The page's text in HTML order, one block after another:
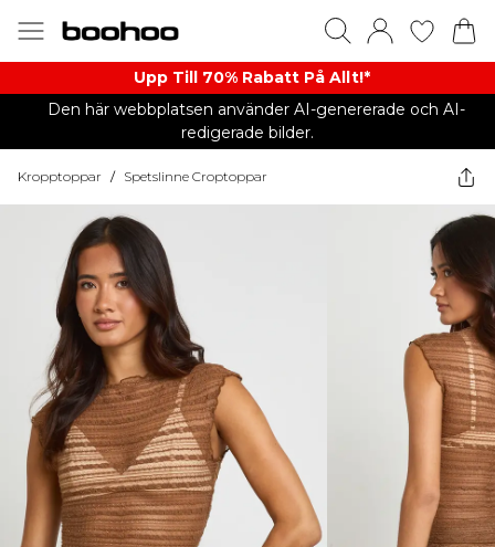
Upp Till 70% Rabatt På Allt!*
Den här webbplatsen använder AI-genererade och AI-
redigerade bilder.
Kropptoppar / Spetslinne Croptoppar